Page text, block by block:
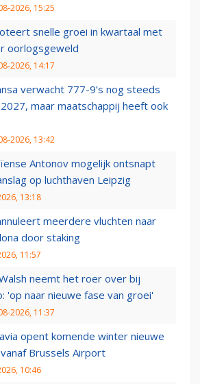
2026, 15:25
snelle groei in kwartaal met
oorlogsgeweld
2026, 14:17
verwacht 777-9’s nog steeds
maar maatschappij heeft ook
2026, 13:42
Antonov mogelijk ontsnapt
op luchthaven Leipzig
13:18
meerdere vluchten naar
door staking
11:57
neemt het roer over bij
'op naar nieuwe fase van groei'
2026, 11:37
opent komende winter nieuwe
Brussels Airport
10:46